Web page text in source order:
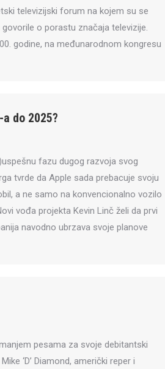
televizijski forum na kojem su se
o porastu značaja televizije.
godine, na međunarodnom kongresu
do 2025?
fazu dugog razvoja svog
tvrde da Apple sada prebacuje svoju
a ne samo na konvencionalno vozilo
vođa projekta Kevin Linč želi da prvi
navodno ubrzava svoje planove
pesama za svoje debitantski
‘D’ Diamond, američki reper i